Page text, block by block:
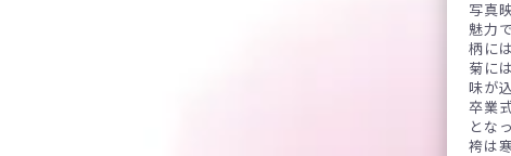
写真
魅力
柄に
菊に
味が
卒業
とな
袴は